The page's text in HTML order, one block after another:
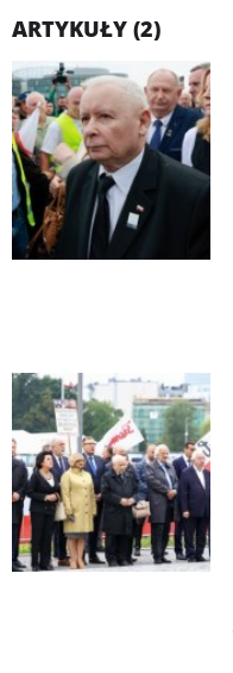
ARTYKUŁY (2)